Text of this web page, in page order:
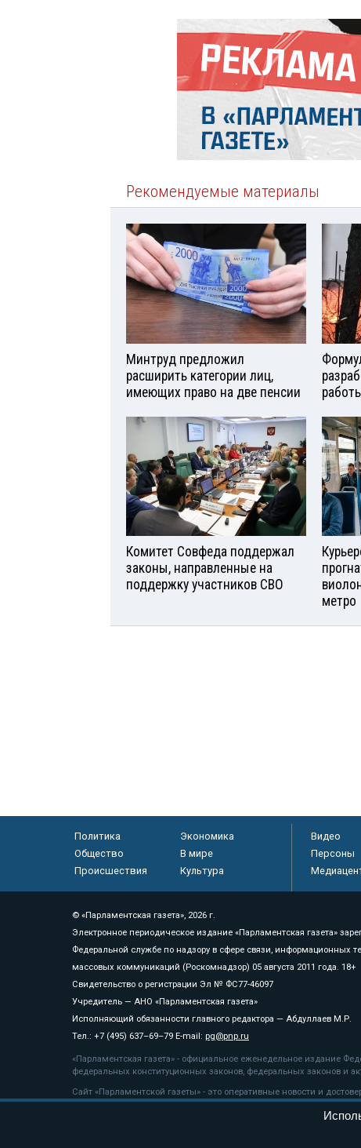
Рекомендуемые материалы
Минтруд предложил
расширить категории лиц,
имеющих право на две пенсии
Комитет Совфеда поддержал
законы, направленные на
поддержку участников СВО
метро
Политика
Экономика
Общество
В мире
Происшествия
Культура
Видео
Персоны
© «Парламентская газета», 2026 г.
Электронное периодическое издание «Парламентская газета»
Федеральной службе по надзору в сфере связи, информационных
массовых коммуникаций (Роскомнадзор) 05 августа 2011 года. 18+
Свидетельство о регистрации Эл № ФС77-46097
Учредитель — АНО «Парламентская газета»
Исполняющий обязанности главного редактора — Абдуллаев М.Р.
Тел.: +7 (495) 637–69–79 E-mail: pg@pnp.ru
«Парламентская газета» - официальное еженедельное издание
федеральных конституционных законов, федеральных законов и
Сайт «Парламентской газеты» - это оперативные новости и
«Парламентской газеты» активная ссылка на pnp.ru обязательна.
рекомендательные